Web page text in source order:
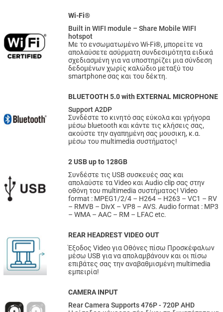
Wi-Fi®
Built in WIFI module – Share Mobile WIFI
hotspot
Με το ενσωματωμένο Wi-Fi®, μπορείτε να
απολαύσετε ασύρματη συνδεσιμότητα ειδικά
σχεδιασμένη για να υποστηρίζει μια σύνδεση
δεδομένων χωρίς καλώδιο μεταξύ του
smartphone σας και του δέκτη.
BLUETOOTH 5.0 with EXTERNAL MICROPHONE
Support A2DP
Συνδέστε το κινητό σας εύκολα και γρήγορα
μέσω bluetooth και κάντε τις κλήσεις σας,
ακούστε την αγαπημένη σας μουσικη, κ.α.
μέσω του multimedia συστήματος!
2 USB up to 128GB
Συνδέστε τις USB συσκευές σας και
απολαύστε τα Video και Audio clip σας στην
οθόνη του multimedia συστήματος! Video
format : MPEG1/2/4 – H264 – H263 – VC1 – RV
– RMVB – DivX – VP8 – AVS. Audio format : MP3
– WMA – AAC – RM – LFAC etc.
REAR HEADREST VIDEO OUT
Έξοδος Video για Οθόνες πίσω Προσκέφαλων
μέσω USB για να απολαμβάνουν και οι πίσω
επιβάτες σας την αναβαθμισμένη multimedia
εμπειρία!
CAMERA INPUT
Rear Camera Supports 476P - 720P AHD